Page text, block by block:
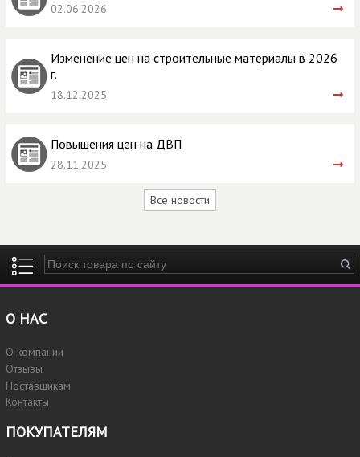
02.06.2026
Изменение цен на строительные материалы в 2026
г.
18.12.2025
Повышения цен на ДВП
28.11.2025
Все новости
Введите ключевые слова для поиска
О НАС
О компании
Отзывы
Поставщикам
Контакты
ПОКУПАТЕЛЯМ